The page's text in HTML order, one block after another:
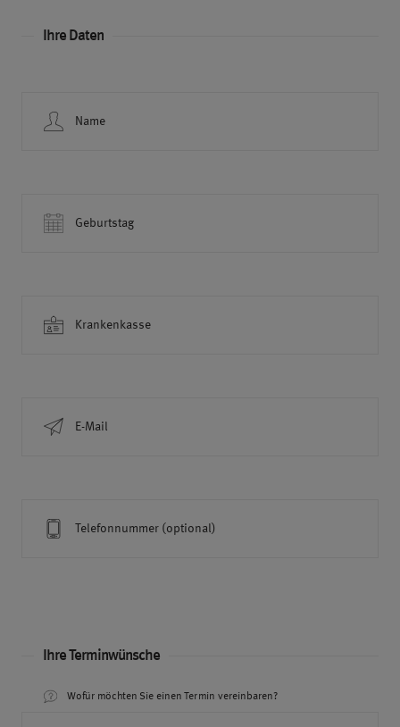
Ihre Daten
Name
Geburtstag
Krankenkasse
E-Mail
Telefonnummer (optional)
Ihre Terminwünsche
Wofür möchten Sie einen Termin vereinbaren?